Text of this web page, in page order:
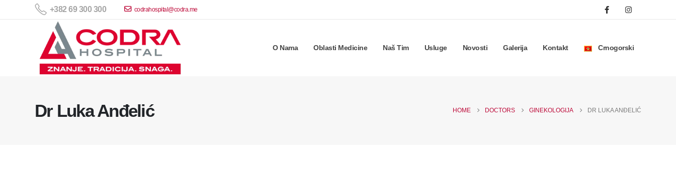
+382 69 300 300 codrahospital@codra.me
O Nama Oblasti Medicine Naš Tim Usluge Novosti Galerija Kontakt Crnogorski
Dr Luka Anđelić HOME DOCTORS GINEKOLOGIJA DR LUKA ANĐELIĆ